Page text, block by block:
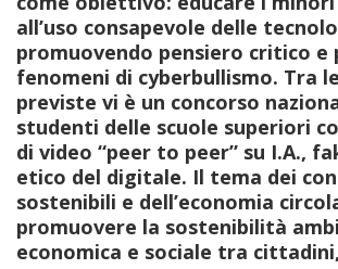
all’uso consapevole delle
promuovendo pensiero critico e
fenomeni di cyberbullismo. Tra
previste vi è un concorso
studenti delle scuole superiori
di video “peer to peer” su I.A.,
etico del digitale. Il tema dei
sostenibili e dell’economia
promuovere la sostenibilità
economica e sociale tra